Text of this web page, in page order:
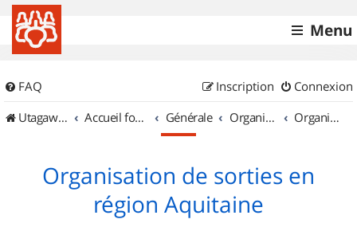
Menu
FAQ Connexion
Inscription
UtagawaVTT (Randos VTT et VTTAE avec traces GPS)
Accueil forum Générale Organisation de sorties & Recherche de partenaires Organisation de sorties en région Aquitaine
Organisation de sorties en
région Aquitaine